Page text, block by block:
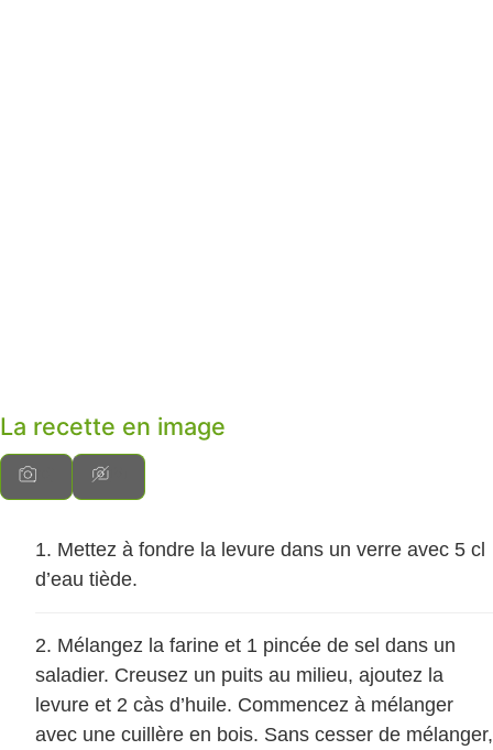
La recette en image
Mettez à fondre la levure dans un verre avec 5 cl
d’eau tiède.
Mélangez la farine et 1 pincée de sel dans un
saladier. Creusez un puits au milieu, ajoutez la
levure et 2 càs d’huile. Commencez à mélanger
avec une cuillère en bois. Sans cesser de mélanger,